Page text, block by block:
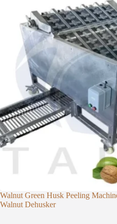
Walnut Green Husk Peeling
Walnut Dehusker